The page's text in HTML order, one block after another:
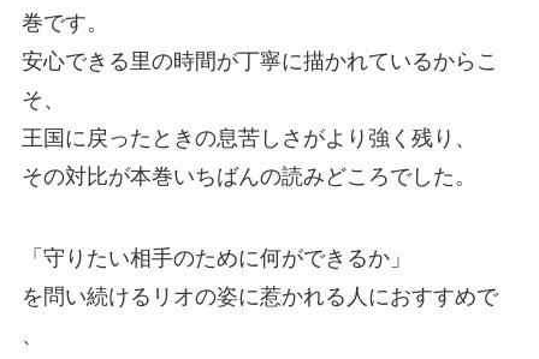
巻です。
安心できる里の時間が丁寧に描かれているからこ
そ、
王国に戻ったときの息苦しさがより強く残り、
その対比が本巻いちばんの読みどころでした。
「守りたい相手のために何ができるか」
を問い続けるリオの姿に惹かれる人におすすめで
、